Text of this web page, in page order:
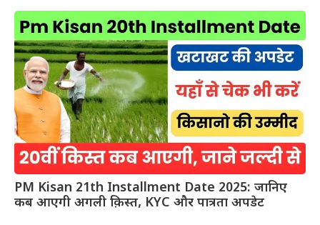
PM Kisan 21th Installment Date 2025: जानिए
कब आएगी अगली क़िस्त, KYC और पात्रता अपडेट